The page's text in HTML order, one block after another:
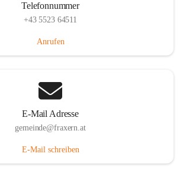
Telefonnummer
+43 5523 64511
Anrufen
E-Mail Adresse
gemeinde@fraxern.at
E-Mail schreiben